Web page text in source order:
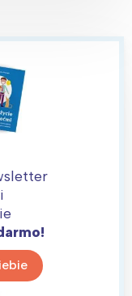
z